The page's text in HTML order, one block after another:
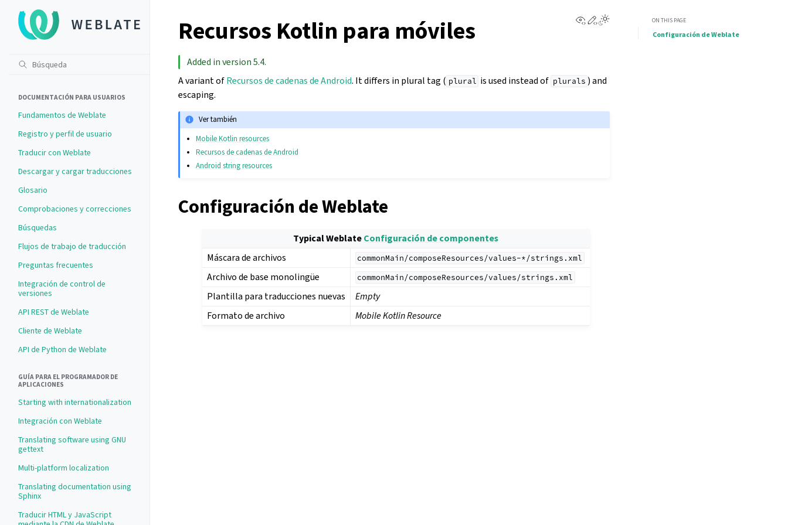
DOCUMENTACIÓN PARA USUARIOS
Fundamentos de Weblate
Registro y perfil de usuario
Traducir con Weblate
Descargar y cargar traducciones
Glosario
Comprobaciones y correcciones
Búsquedas
Flujos de trabajo de traducción
Preguntas frecuentes
Integración de control de
versiones
API REST de Weblate
Cliente de Weblate
API de Python de Weblate
GUÍA PARA EL PROGRAMADOR DE
APLICACIONES
Starting with internationalization
Integración con Weblate
Translating software using GNU
gettext
Multi-platform localization
Translating documentation using
Sphinx
Traducir HTML y JavaScript
View this page
Edit this page
Recursos Kotlin para móviles
Added in version 5.4.
A variant ofRecursos de cadenas de Android. It differs in plural tag ( plural is used instead of plurals ) and
escaping.
Ver también
Mobile Kotlin resources
Recursos de cadenas de Android
Android string resources
Configuración de Weblate
Typical WeblateConfiguración de componentes
Máscara de archivos
commonMain/composeResources/values-*/strings.xml
Archivo de base monolingüe commonMain/composeResources/values/strings.xml
Plantilla para traducciones nuevas
Empty
Formato de archivo
Mobile Kotlin Resource
ON THIS PAGE
Configuración de Weblate